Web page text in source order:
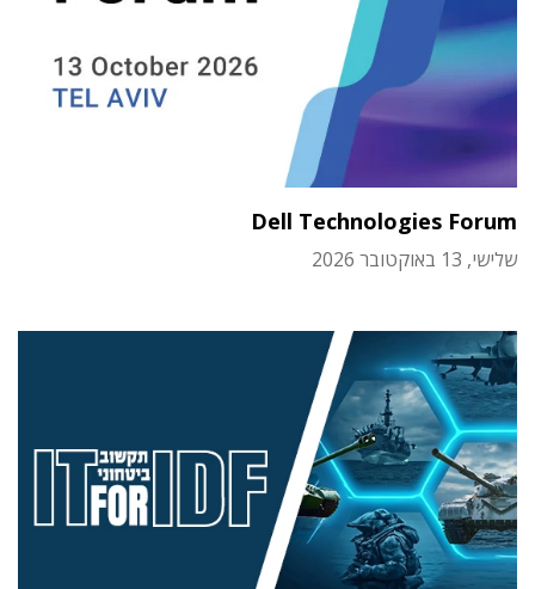
Dell Technologies Forum
שלישי, 13 באוקטובר 2026